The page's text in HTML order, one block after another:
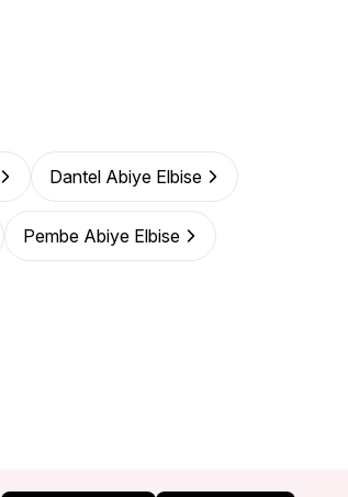
Dantel Abiye Elbise
Pembe Abiye Elbise